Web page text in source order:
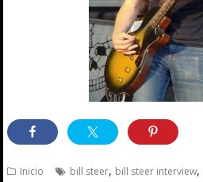
Inicio bill steer, bill steer interview,